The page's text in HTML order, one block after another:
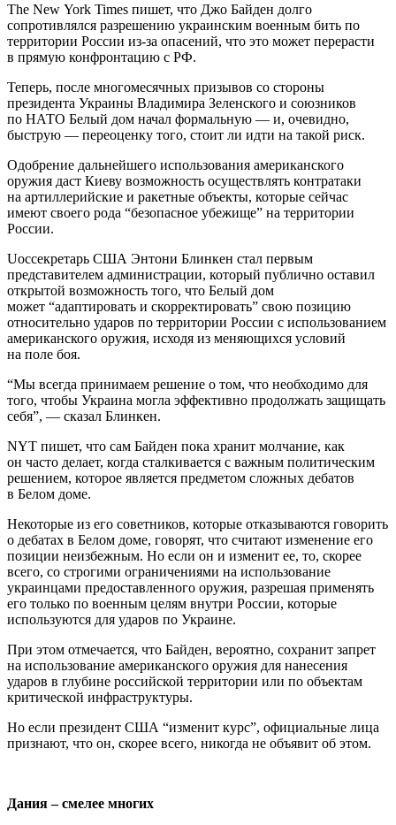
The New York Times пишет, что Джо Байден долго
сопротивлялся разрешению украинским военным бить по
территории России из-за опасений, что это может перерасти
в прямую конфронтацию с РФ.
Теперь, после многомесячных призывов со стороны
президента Украины Владимира Зеленского и союзников
по НАТО Белый дом начал формальную — и, очевидно,
быструю — переоценку того, стоит ли идти на такой риск.
Одобрение дальнейшего использования американского
оружия даст Киеву возможность осуществлять контратаки
на артиллерийские и ракетные объекты, которые сейчас
имеют своего рода “безопасное убежище” на территории
России.
Uоссекретарь США Энтони Блинкен стал первым
представителем администрации, который публично оставил
открытой возможность того, что Белый дом
может “адаптировать и скорректировать” свою позицию
относительно ударов по территории России с использованием
американского оружия, исходя из меняющихся условий
на поле боя.
“Мы всегда принимаем решение о том, что необходимо для
того, чтобы Украина могла эффективно продолжать защищать
себя”, — сказал Блинкен.
NYT пишет, что сам Байден пока хранит молчание, как
он часто делает, когда сталкивается с важным политическим
решением, которое является предметом сложных дебатов
в Белом доме.
Некоторые из его советников, которые отказываются говорить
о дебатах в Белом доме, говорят, что считают изменение его
позиции неизбежным. Но если он и изменит ее, то, скорее
всего, со строгими ограничениями на использование
украинцами предоставленного оружия, разрешая применять
его только по военным целям внутри России, которые
используются для ударов по Украине.
При этом отмечается, что Байден, вероятно, сохранит запрет
на использование американского оружия для нанесения
ударов в глубине российской территории или по объектам
критической инфраструктуры.
Но если президент США “изменит курс”, официальные лица
признают, что он, скорее всего, никогда не объявит об этом.
Дания – смелее многих